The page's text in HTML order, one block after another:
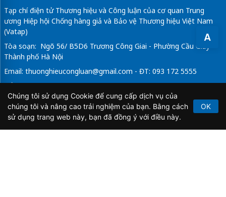
A
Tạp chí điện tử Thương hiệu và Công luận của cơ quan Trung
ương Hiệp hội Chống hàng giả và Bảo vệ Thương hiệu Việt Nam
(Vatap)
Tòa soạn: Ngõ 56/ B5D6 Trương Công Giai - Phường Cầu Giấy -
Thành phố Hà Nội
Email: thuonghieucongluan@gmail.com - ĐT: 093 172 5555
Tổng Biên Tập: Vũ Đức Thuận
Giấy phép hoạt động báo chí điện tử số 64/GP-BTTTT do Bộ
Thông tin và Truyền thông cấp ngày 21/2/2020.
Chúng tôi sử dụng Cookie để cung cấp dịch vụ của
chúng tôi và nâng cao trải nghiệm của bạn. Bằng cách
sử dụng trang web này, bạn đã đồng ý với điều này.
OK